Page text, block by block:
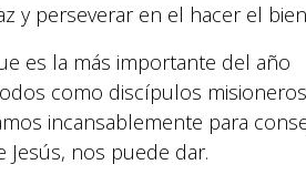
y perseverar en el hacer el
es la más importante del año
como discípulos
incansablemente para
nos puede dar.